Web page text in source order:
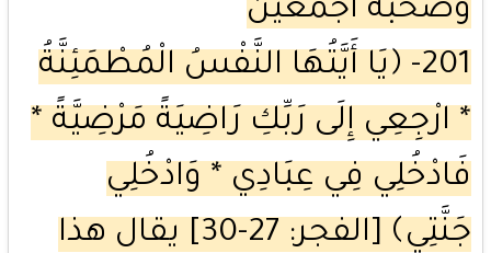
وصحبه أجمعين
201- ﴿يَا أَيَّتُهَا النَّفْسُ الْمُطْمَئِنَّةُ
* ارْجِعِي إِلَى رَبِّكِ رَاضِيَةً مَرْضِيَّةً *
فَادْخُلِي فِي عِبَادِي * وَادْخُلِي
جَنَّتِي﴾ [الفجر: 27-30] يقال هذا